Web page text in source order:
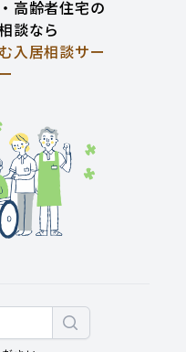
高齢者住宅の
談なら
入居相談サー